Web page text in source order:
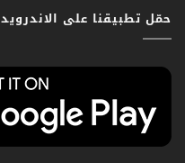
حمّل تطبيقنا على الاندرويد